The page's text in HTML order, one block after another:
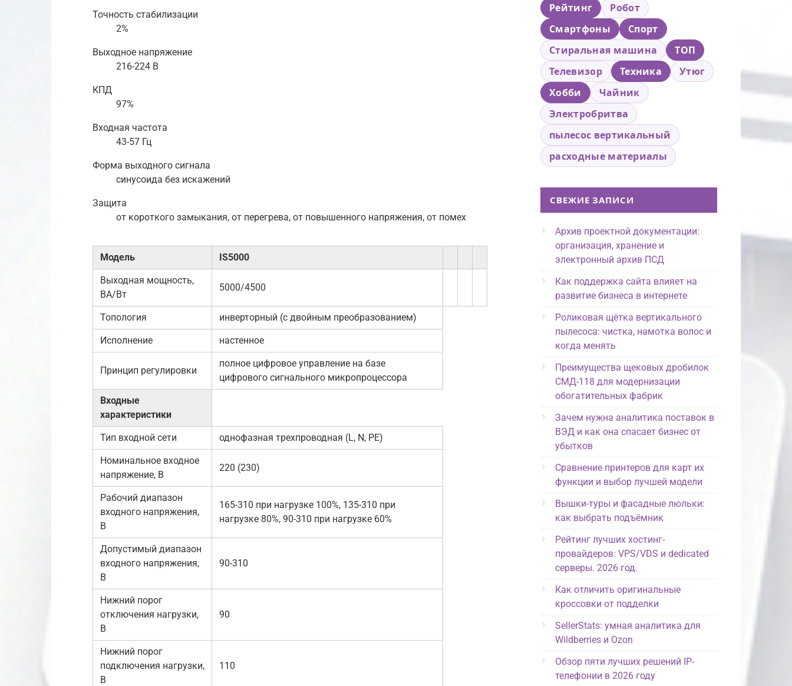
Точность стабилизации
2%
Выходное напряжение
216-224 В
КПД
97%
Входная частота
43-57 Гц
Форма выходного сигнала
синусоида без искажений
Защита
от короткого замыкания, от перегрева, от повышенного напряжения, от помех
Модель IS5000
Выходная мощность,
ВА/Вт
5000/4500
Топология инверторный (с двойным преобразованием)
Исполнение настенное
Принцип регулировки
полное цифровое управление на базе
цифрового сигнального микропроцессора
Входные
характеристики
Тип входной сети однофазная трехпроводная (L, N, PE)
Номинальное входное
напряжение, В
220 (230)
Рабочий диапазон
входного напряжения,
В
165-310 при нагрузке 100%, 135-310 при
нагрузке 80%, 90-310 при нагрузке 60%
Допустимый диапазон
входного напряжения,
В
90-310
Нижний порог
отключения нагрузки,
В
90
Нижний порог
подключения нагрузки,
В
110
Рейтинг
Робот
Смартфоны
Спорт
Стиральная машина
ТОП
Телевизор
Техника
Утюг
Хобби
Чайник
Электробритва
пылесос вертикальный
расходные материалы
СВЕЖИЕ ЗАПИСИ
Архив проектной документации:
организация, хранение и
электронный архив ПСД
Как поддержка сайта влияет на
развитие бизнеса в интернете
Роликовая щётка вертикального
пылесоса: чистка, намотка волос и
когда менять
Преимущества щековых дробилок
СМД-118 для модернизации
обогатительных фабрик
Зачем нужна аналитика поставок в
ВЭД и как она спасает бизнес от
убытков
Сравнение принтеров для карт их
функции и выбор лучшей модели
Вышки-туры и фасадные люльки:
как выбрать подъёмник
Рейтинг лучших хостинг-
провайдеров: VPS/VDS и dedicated
серверы. 2026 год.
Как отличить оригинальные
кроссовки от подделки
SellerStats: умная аналитика для
Wildberries и Ozon
Обзор пяти лучших решений IP-
телефонии в 2026 году